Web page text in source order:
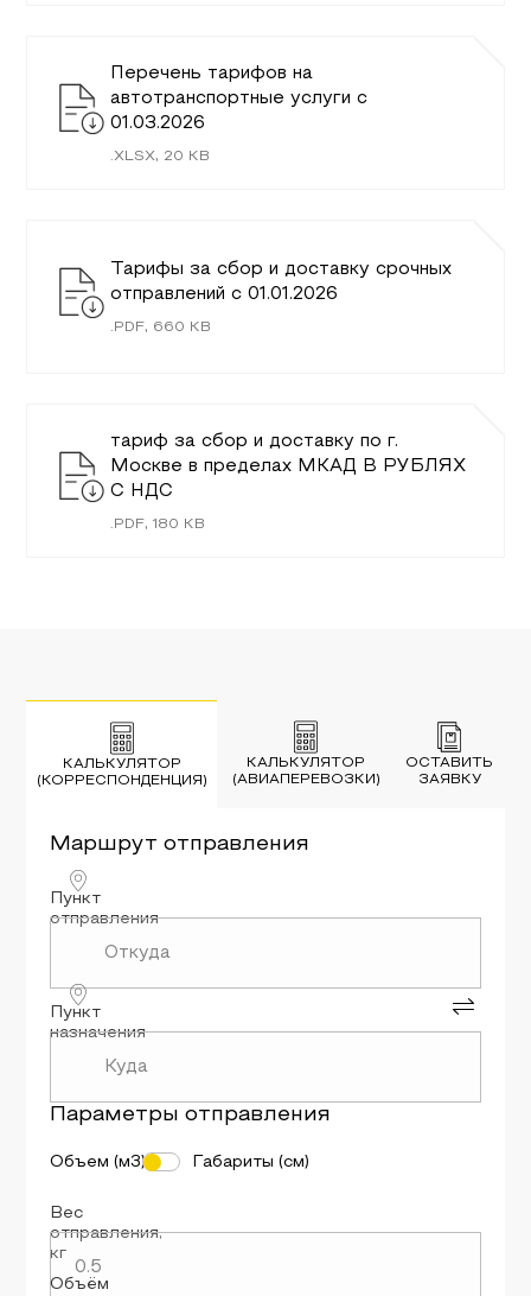
Перечень тарифов на
автотранспортные услуги c
01.03.2026
XLSX, 20 KB
Тарифы за сбор и доставку срочных
отправлений с 01.01.2026
. PDF, 660 KB
тариф за сбор и доставку по г.
Москве в пределах МКАД В РУБЛЯХ
С НДС
PDF,180 KB
КАЛЬКУЛЯТОР
(КОРРЕСПОНДЕНЦИЯ)
КАЛЬКУЛЯТОР
(АВИАПЕРЕВОЗКИ)
ОСТАВИТЬ
ЗАЯВКУ
Маршрутотправления
Пункт
отправления
Пункт
назначения
Параметрыотправления
Объем (м3) Габариты (см)
Вес
отправления,
кг
Объём